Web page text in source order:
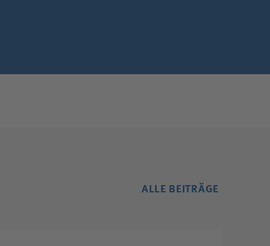
ALLE BEITRÄGE